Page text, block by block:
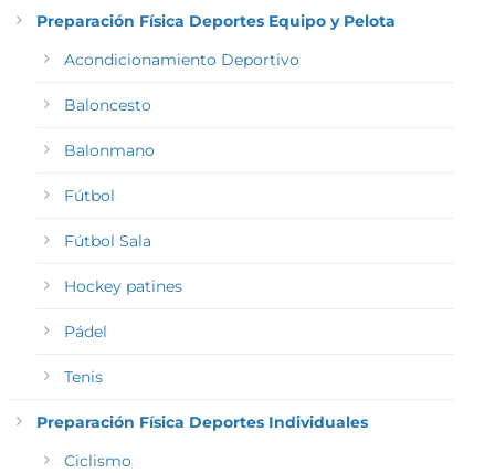
Preparación Física Deportes Equipo y Pelota
Acondicionamiento Deportivo
Baloncesto
Balonmano
Fútbol
Fútbol Sala
Hockey patines
Pádel
Tenis
Preparación Física Deportes Individuales
Ciclismo